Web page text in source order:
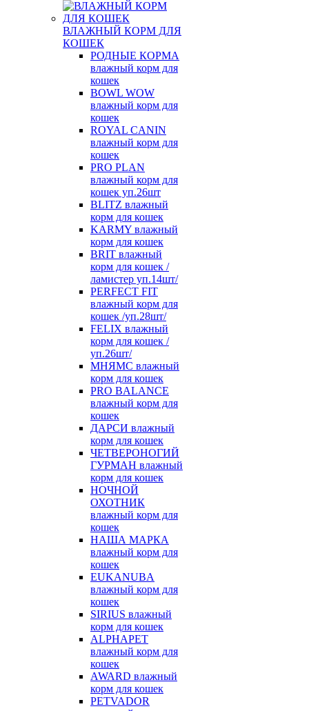
ВЛАЖНЫЙ КОРМ ДЛЯ
КОШЕК
РОДНЫЕ КОРМА
влажный корм для
кошек
BOWL WOW
влажный корм для
кошек
ROYAL CANIN
влажный корм для
кошек
PRO PLAN
влажный корм для
кошек уп.26шт
BLITZ влажный
корм для кошек
KARMY влажный
корм для кошек
BRIT влажный
корм для кошек /
ламистер уп.14шт/
PERFECT FIT
влажный корм для
кошек /уп.28шт/
FELIX влажный
корм для кошек /
уп.26шт/
МНЯМС влажный
корм для кошек
PRO BALANCE
влажный корм для
кошек
ДАРСИ влажный
корм для кошек
ЧЕТВЕРОНОГИЙ
ГУРМАН влажный
корм для кошек
НОЧНОЙ
ОХОТНИК
влажный корм для
кошек
НАША МАРКА
влажный корм для
кошек
EUKANUBA
влажный корм для
кошек
SIRIUS влажный
корм для кошек
ALPHAPET
влажный корм для
кошек
AWARD влажный
корм для кошек
PETVADOR